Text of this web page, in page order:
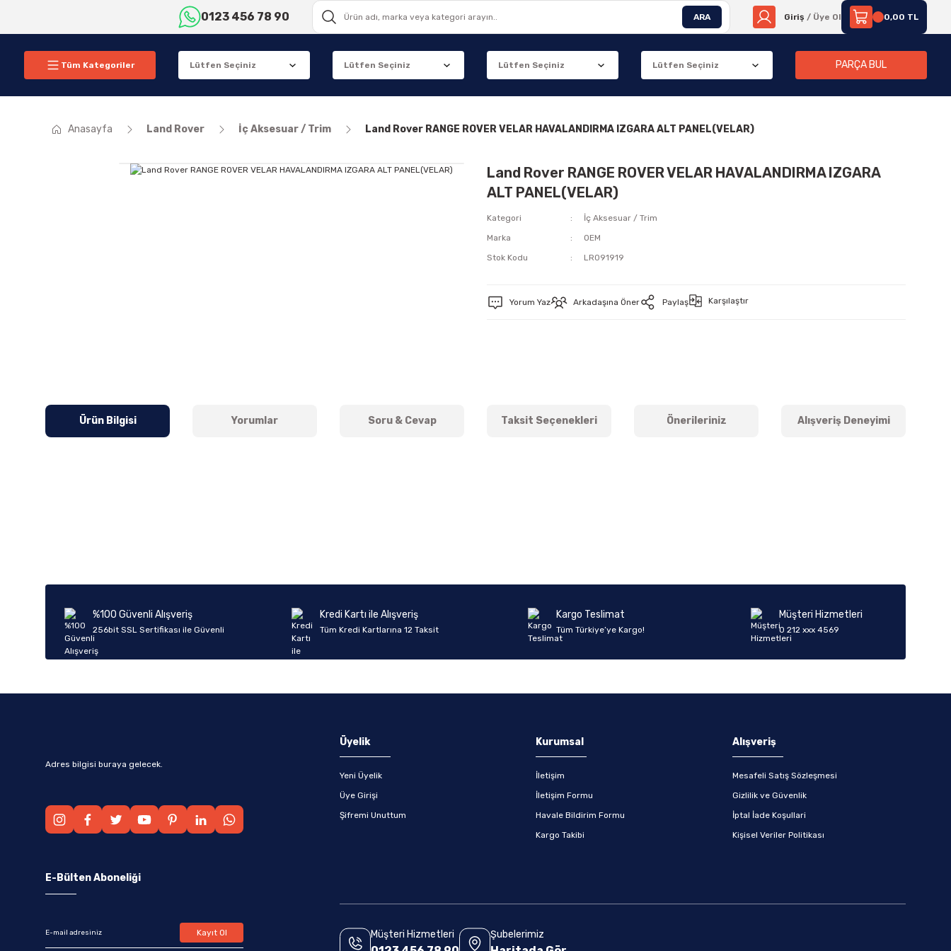
0123 456 78 90 ARA Giriş / Üye Ol 0,00 TL
Tüm Kategoriler PARÇA BUL
Anasayfa Land Rover İç Aksesuar / Trim Land Rover RANGE ROVER VELAR HAVALANDIRMA IZGARA ALT PANEL(VELAR)
Land Rover RANGE ROVER VELAR HAVALANDIRMA IZGARA
ALT PANEL(VELAR)
Kategori
İç Aksesuar / Trim
Marka
OEM
Stok Kodu
LR091919
Yorum Yaz Arkadaşına Öner Paylaş Karşılaştır
Ürün Bilgisi Yorumlar Soru & Cevap Taksit Seçenekleri Önerileriniz Alışveriş Deneyimi
Ürün fiyatı diğer sitelerden daha pahalı.
Bu ürüne benzer farklı alternatifler olmalı.
%100 Güvenli Alışveriş
256bit SSL Sertifikası ile Güvenli
Kredi Kartı ile Alışveriş
Tüm Kredi Kartlarına 12 Taksit
Kargo Teslimat
Tüm Türkiye’ye Kargo!
Müşteri Hizmetleri
0 212 xxx 4569
Adres bilgisi buraya gelecek.
Üyelik
Yeni Üyelik
Üye Girişi
Şifremi Unuttum
Kurumsal
İletişim
İletişim Formu
Havale Bildirim Formu
Kargo Takibi
Alışveriş
Mesafeli Satış Sözleşmesi
Gizlilik ve Güvenlik
İptal İade Koşullari
Kişisel Veriler Politikası
E-Bülten Aboneliği
Kayıt Ol Müşteri Hizmetleri Şubelerimiz